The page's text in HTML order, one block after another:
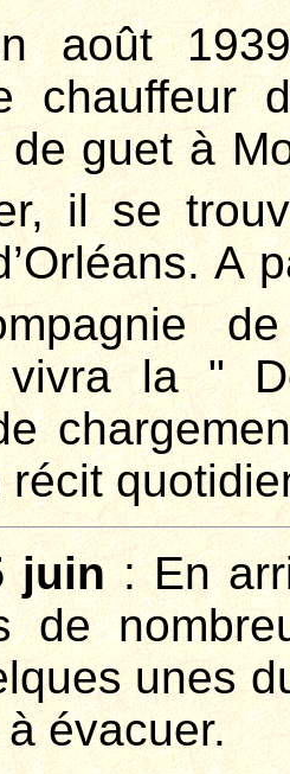
août
chauffeur
de guet à
il se
de
vivra la "
juin: En
de
unes
évacuer.